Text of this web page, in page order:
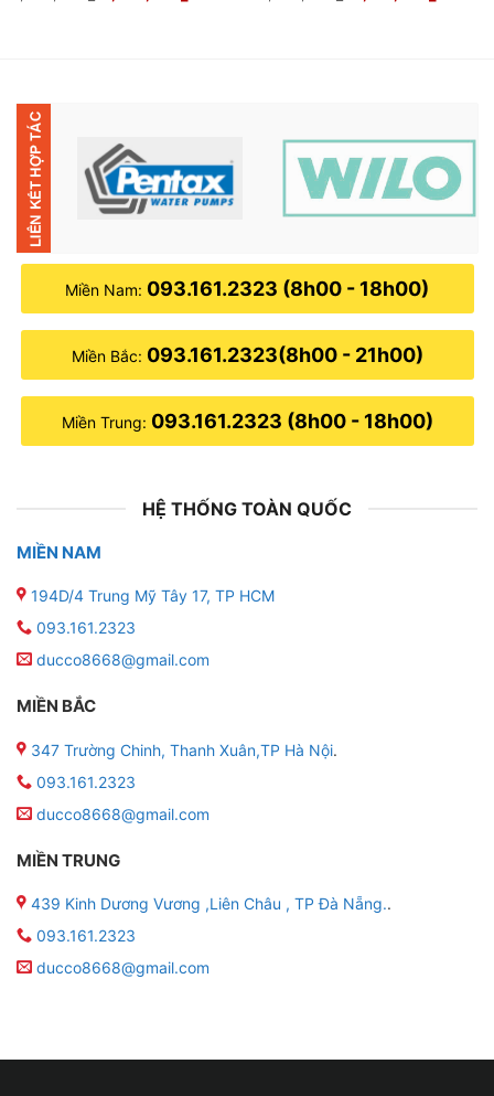
gốc
hiện
gốc
hiện
Miền Nam: 093.161.2323 (8h00 - 18h00)
Miền Bắc: 093.161.2323(8h00 - 21h00)
Miền Trung: 093.161.2323 (8h00 - 18h00)
HỆ THỐNG TOÀN QUỐC
MIỀN NAM
194D/4 Trung Mỹ Tây 17, TP HCM
093.161.2323
ducco8668@gmail.com
MIỀN BẮC
347 Trường Chinh, Thanh Xuân,TP Hà Nội.
093.161.2323
ducco8668@gmail.com
MIỀN TRUNG
439 Kinh Dương Vương ,Liên Châu , TP Đà Nẵng..
093.161.2323
ducco8668@gmail.com